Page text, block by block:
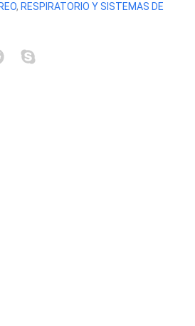
, RESPIRATORIO Y SISTEMAS DE